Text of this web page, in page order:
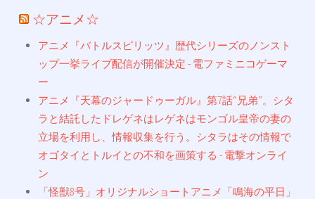
☆アニメ☆
アニメ『バトルスピリッツ』歴代シリーズのノンスト
ップ一挙ライブ配信が開催決定 - 電ファミニコゲーマ
ー
アニメ『天幕のジャードゥーガル』第7話“兄弟”。シタ
ラと結託したドレゲネはレゲネはモンゴル皇帝の妻の
立場を利用し、情報収集を行う。シタラはその情報で
オゴタイとトルイとの不和を画策する - 電撃オンライ
ン
「怪獣8号」オリジナルショートアニメ「鳴海の平日」